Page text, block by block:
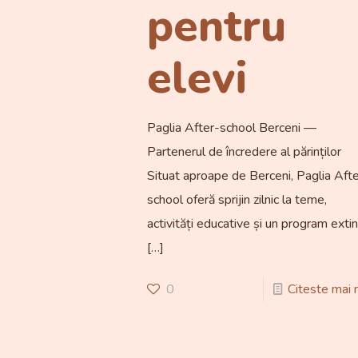
pentru
elevi
Paglia After-school Berceni —
Partenerul de încredere al părinților
Situat aproape de Berceni, Paglia
school oferă sprijin zilnic la teme,
activități educative și un program
[…]
0 Citeste mai